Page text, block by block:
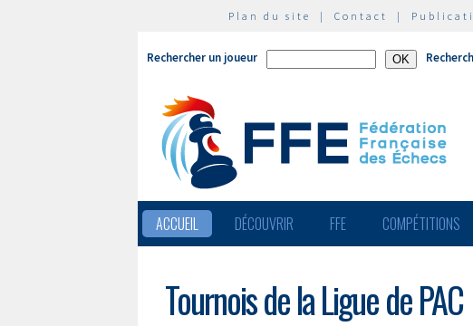
Plan du site | Contact |
Rechercher un joueur
ACCUEIL DÉCOUVRIR FFE COMPÉTITIONS
Tournois de la Ligue de PAC